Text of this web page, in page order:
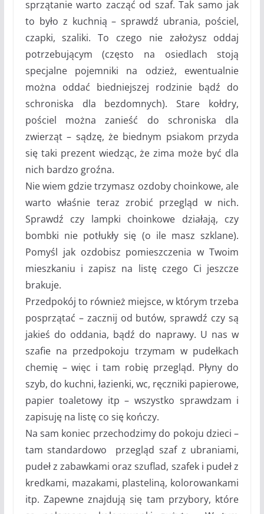
sprzątanie warto zacząć od szaf. Tak samo jak
to było z kuchnią – sprawdź ubrania, pościel,
czapki, szaliki. To czego nie założysz oddaj
potrzebującym (często na osiedlach stoją
specjalne pojemniki na odzież, ewentualnie
można oddać biedniejszej rodzinie bądź do
schroniska dla bezdomnych). Stare kołdry,
pościel można zanieść do schroniska dla
zwierząt – sądzę, że biednym psiakom przyda
się taki prezent wiedząc, że zima może być dla
nich bardzo groźna.
Nie wiem gdzie trzymasz ozdoby choinkowe, ale
warto właśnie teraz zrobić przegląd w nich.
Sprawdź czy lampki choinkowe działają, czy
bombki nie potłukły się (o ile masz szklane).
Pomyśl jak ozdobisz pomieszczenia w Twoim
mieszkaniu i zapisz na listę czego Ci jeszcze
brakuje.
Przedpokój to również miejsce, w którym trzeba
posprzątać – zacznij od butów, sprawdź czy są
jakieś do oddania, bądź do naprawy. U nas w
szafie na przedpokoju trzymam w pudełkach
chemię – więc i tam robię przegląd. Płyny do
szyb, do kuchni, łazienki, wc, ręczniki papierowe,
papier toaletowy itp – wszystko sprawdzam i
zapisuję na listę co się kończy.
Na sam koniec przechodzimy do pokoju dzieci –
tam standardowo przegląd szaf z ubraniami,
pudeł z zabawkami oraz szuflad, szafek i pudeł z
kredkami, mazakami, plasteliną, kolorowankami
itp. Zapewne znajdują się tam przybory, które